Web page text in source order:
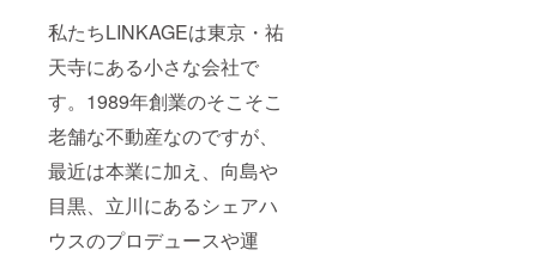
私たちLINKAGEは東京・祐
天寺にある小さな会社で
す。1989年創業のそこそこ
老舗な不動産なのですが、
最近は本業に加え、向島や
目黒、立川にあるシェアハ
ウスのプロデュースや運